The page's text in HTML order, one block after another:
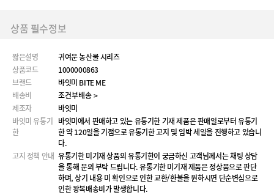
상품 필수정보
짧은설명
귀여운 농산물 시리즈
상품코드
1000000863
브랜드
바잇미 BITE ME
배송비
조건부배송 >
제조자
바잇미
바잇미 유통기
한
바잇미에서 판매하고 있는 유통기한 기재 제품은 판매일로부터 유통기
한 약 120일을 기점으로 유통기한 고지 및 임박 세일을 진행하고 있습니
다.
고지 정책 안내 유통기한 미기재 상품의 유통기한이 궁금하신 고객님께서는 채팅 상담
을 통해 문의 부탁 드립니다. 유통기한 미기재 제품은 정상품으로 판단
하며, 상기 내용 미 확인으로 인한 교환/환불을 원하시면 단순변심으로
인한 왕복배송비가 발생합니다.